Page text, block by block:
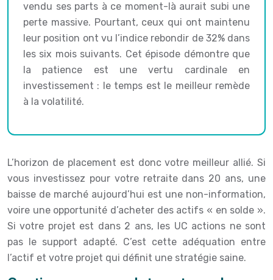
vendu ses parts à ce moment-là aurait subi une
perte massive. Pourtant, ceux qui ont maintenu
leur position ont vu l’indice rebondir de 32% dans
les six mois suivants. Cet épisode démontre que
la patience est une vertu cardinale en
investissement : le temps est le meilleur remède
à la volatilité.
L’horizon de placement est donc votre meilleur allié. Si
vous investissez pour votre retraite dans 20 ans, une
baisse de marché aujourd’hui est une non-information,
voire une opportunité d’acheter des actifs « en solde ».
Si votre projet est dans 2 ans, les UC actions ne sont
pas le support adapté. C’est cette adéquation entre
l’actif et votre projet qui définit une stratégie saine.